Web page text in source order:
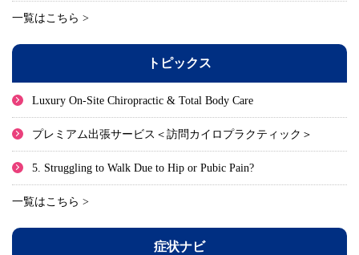
一覧はこちら >
トピックス
Luxury On-Site Chiropractic & Total Body Care
プレミアム出張サービス＜訪問カイロプラクティック＞
5. Struggling to Walk Due to Hip or Pubic Pain?
一覧はこちら >
症状ナビ